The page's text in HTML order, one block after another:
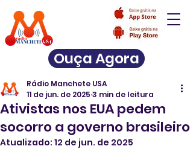
Ouça Agora
Ativistas nos EUA pedem
socorro a governo brasileiro
Rádio Manchete USA
11 de jun. de 2025 3 min de leitura
Atualizado: 12 de jun. de 2025